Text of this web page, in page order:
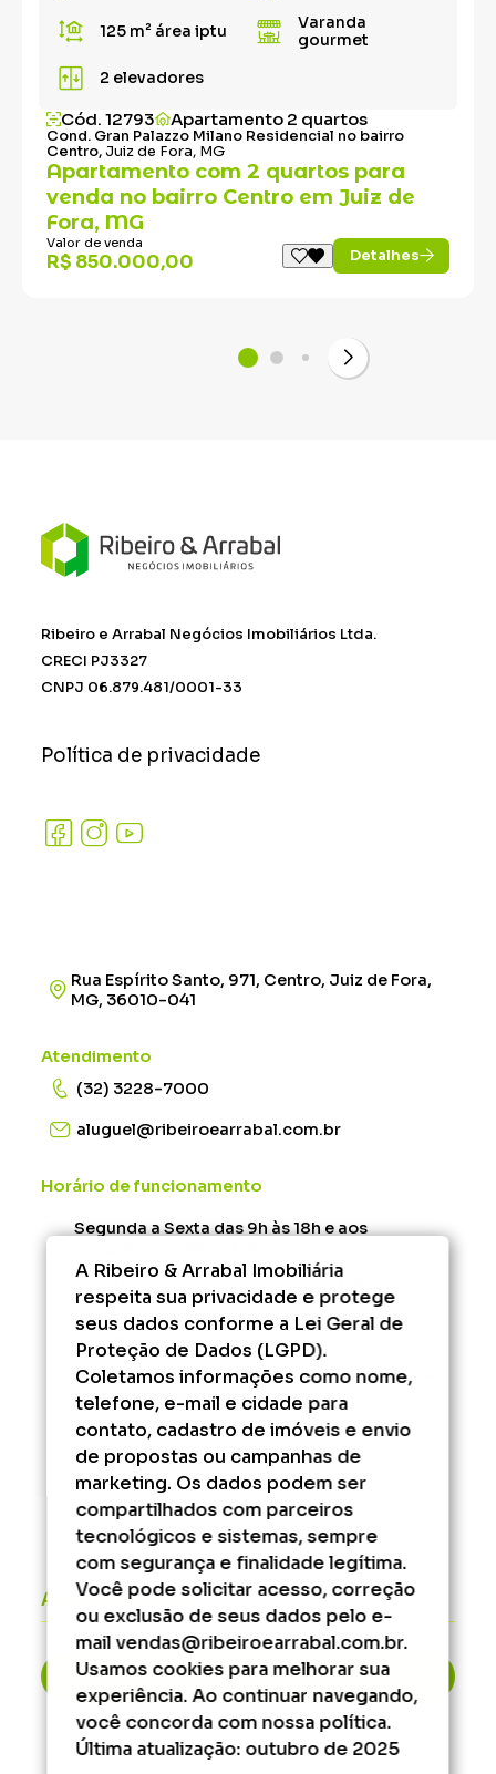
125 m² área iptu
Varanda
gourmet
2 elevadores
Cód. 12793 Apartamento 2 quartos
Cond. Gran Palazzo Milano Residencial no bairro
Centro,Juiz de Fora, MG
Apartamento com 2 quartos para
venda no bairro Centro em Juiz de
Fora, MG
Valor de venda
R$ 850.000,00 Detalhes
Ribeiro e Arrabal Negócios Imobiliários Ltda.
CRECI PJ3327
CNPJ 06.879.481/0001-33
Política de privacidade
Rua Espírito Santo, 971, Centro, Juiz de Fora,
MG, 36010-041
Atendimento
(32) 3228-7000
aluguel@ribeiroearrabal.com.br
Horário de funcionamento
Segunda a Sexta das 9h às 18h e aos
Administrativo/Financeiro - Segunda à Sexta
das 9h às 17h.
Fora desse horário, consulte os serviços que
podem ser agendados.
Áreas do cliente
2ª Via de Boleto
A Ribeiro & Arrabal Imobiliária
respeita sua privacidade e protege
seus dados conforme a Lei Geral de
Proteção de Dados (LGPD).
Coletamos informações como nome,
telefone, e-mail e cidade para
contato, cadastro de imóveis e envio
de propostas ou campanhas de
marketing. Os dados podem ser
compartilhados com parceiros
tecnológicos e sistemas, sempre
com segurança e finalidade legítima.
Você pode solicitar acesso, correção
ou exclusão de seus dados pelo e-
mail vendas@ribeiroearrabal.com.br.
Usamos cookies para melhorar sua
experiência. Ao continuar navegando,
você concorda com nossa política.
Última atualização: outubro de 2025